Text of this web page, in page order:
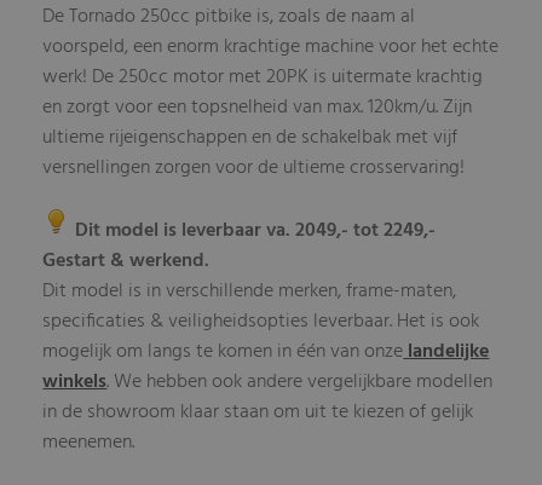
De Tornado 250cc pitbike is, zoals de naam al
voorspeld, een enorm krachtige machine voor het echte
werk! De 250cc motor met 20PK is uitermate krachtig
en zorgt voor een topsnelheid van max. 120km/u. Zijn
ultieme rijeigenschappen en de schakelbak met vijf
versnellingen zorgen voor de ultieme crosservaring!
Dit model is leverbaar va. 2049,- tot 2249,-
Gestart & werkend.
Dit model is in verschillende merken, frame-maten,
specificaties & veiligheidsopties leverbaar. Het is ook
mogelijk om langs te komen in één van onzelandelijke
winkels. We hebben ook andere vergelijkbare modellen
in de showroom klaar staan om uit te kiezen of gelijk
meenemen.